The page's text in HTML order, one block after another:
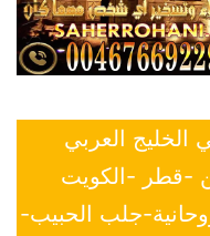
الخليج العربي
-قطر -الكويت
جلب الحبيب-